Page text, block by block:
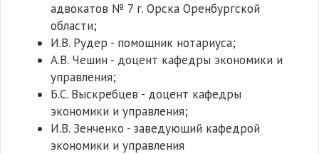
адвокатов № 7 г. Орска Оренбургской
области;
И.В. Рудер - помощник нотариуса;
А.В. Чешин - доцент кафедры экономики и
управления;
Б.С. Выскребцев - доцент кафедры
экономики и управления;
И.В. Зенченко - заведующий кафедрой
экономики и управления